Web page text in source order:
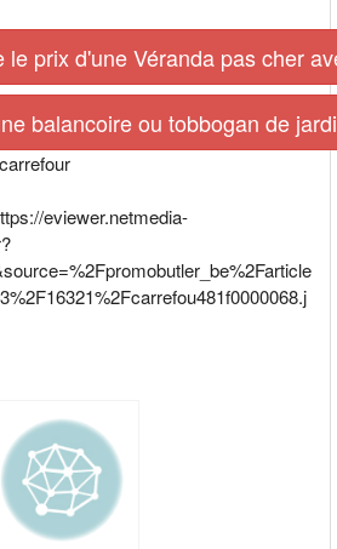
le prix d'une Véranda pas cher
balancoire ou tobbogan de
eviewer.netmedia-